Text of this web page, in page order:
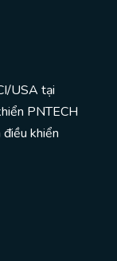
USA tại
PNTECH
khiển